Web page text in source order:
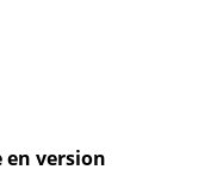
version